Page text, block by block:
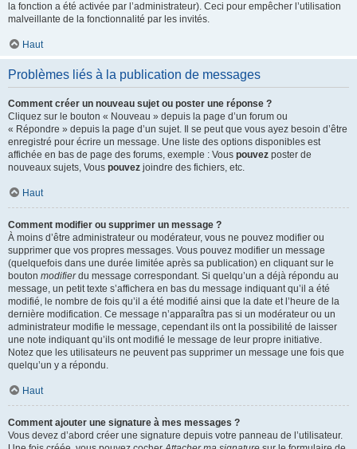
la fonction a été activée par l’administrateur). Ceci pour empêcher l’utilisation
malveillante de la fonctionnalité par les invités.
Haut
Problèmes liés à la publication de messages
Comment créer un nouveau sujet ou poster une réponse ?
Cliquez sur le bouton « Nouveau » depuis la page d’un forum ou
« Répondre » depuis la page d’un sujet. Il se peut que vous ayez besoin d’être
enregistré pour écrire un message. Une liste des options disponibles est
affichée en bas de page des forums, exemple : Vous pouvez poster de
nouveaux sujets, Vous pouvez joindre des fichiers, etc.
Haut
Comment modifier ou supprimer un message ?
À moins d’être administrateur ou modérateur, vous ne pouvez modifier ou
supprimer que vos propres messages. Vous pouvez modifier un message
(quelquefois dans une durée limitée après sa publication) en cliquant sur le
bouton modifierdu message correspondant. Si quelqu’un a déjà répondu au
message, un petit texte s’affichera en bas du message indiquant qu’il a été
modifié, le nombre de fois qu’il a été modifié ainsi que la date et l’heure de la
dernière modification. Ce message n’apparaîtra pas si un modérateur ou un
administrateur modifie le message, cependant ils ont la possibilité de laisser
une note indiquant qu’ils ont modifié le message de leur propre initiative.
Notez que les utilisateurs ne peuvent pas supprimer un message une fois que
quelqu’un y a répondu.
Haut
Comment ajouter une signature à mes messages ?
Vous devez d’abord créer une signature depuis votre panneau de l’utilisateur.